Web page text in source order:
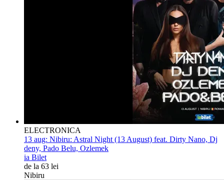
ELECTRONICA
13 aug: Nibiru: Astral Night (13 August) feat. Dirty Nano, Dj
deny, Pado Belu, Ozlemek
ia Bilet
de la 63 lei
Nibiru